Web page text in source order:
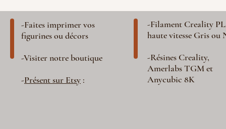
-Faites imprimer vos
figurines ou décors
-Visiter notre boutique
-Présent sur Etsy :
-Filament Creality
haute vitesse Gris ou
-Résines Creality,
Amerlabs TGM et
Anycubic 8K